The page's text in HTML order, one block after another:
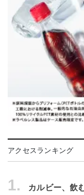
アクセスランキング
1.
カルビー、飲